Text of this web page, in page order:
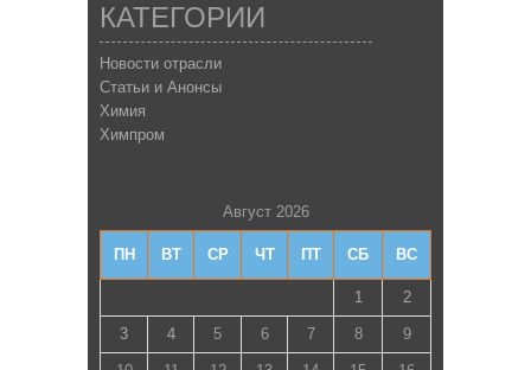
КАТЕГОРИИ
Новости отрасли
Статьи и Анонсы
Химия
Химпром
Август 2026
ПН ВТ СР ЧТ ПТ СБ ВС
1 2
3 4 5 6 7 8 9